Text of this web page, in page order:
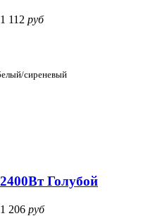
1 112 руб
сиреневый
Голубой
1 206 руб